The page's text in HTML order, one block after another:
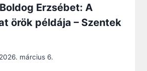
Erzsébet: A
örök példája – Szentek
2026. március 6.